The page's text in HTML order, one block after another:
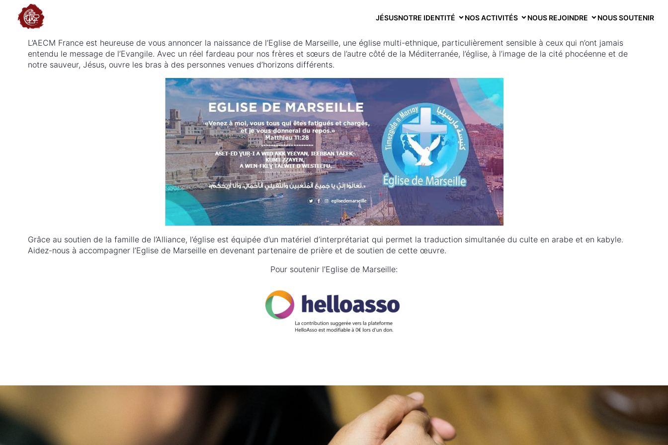
JÉSUSNOTRE IDENTITÉ NOS ACTIVITÉS NOUS REJOINDRE NOUS SOUTENIR
L’AECM France est heureuse de vous annoncer la naissance de l’Eglise de Marseille, une église multi-ethnique, particulièrement sensible à ceux qui n’ont jamais
entendu le message de l’Evangile. Avec un réel fardeau pour nos frères et sœurs de l’autre côté de la Méditerranée, l’église, à l’image de la cité phocéenne et de
notre sauveur, Jésus, ouvre les bras à des personnes venues d’horizons différents.
Grâce au soutien de la famille de l’Alliance, l’église est équipée d’un matériel d’interprétariat qui permet la traduction simultanée du culte en arabe et en kabyle.
Aidez-nous à accompagner l’Eglise de Marseille en devenant partenaire de prière et de soutien de cette œuvre.
Pour soutenir l’Eglise de Marseille: